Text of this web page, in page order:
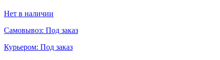
Нет в наличии
Самовывоз: Под заказ
Курьером: Под заказ